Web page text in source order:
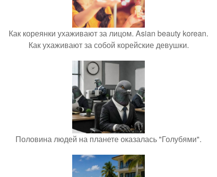
Как кореянки ухаживают за лицом. Asian beauty korean.
Как ухаживают за собой корейские девушки.
Половина людей на планете оказалась "Голубями".